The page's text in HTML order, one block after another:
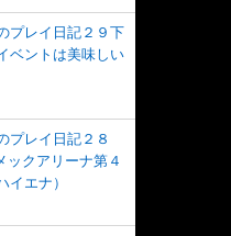
プレイ日記２９下
ベントは美味しい
プレイ日記２８
ックアリーナ第４
イエナ）